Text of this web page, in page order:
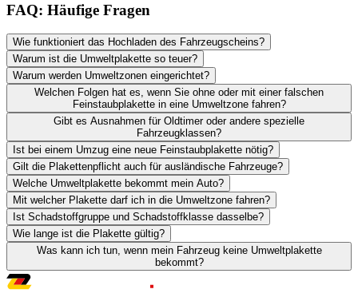
FAQ: Häufige Fragen
Wie funktioniert das Hochladen des Fahrzeugscheins?
Warum ist die Umweltplakette so teuer?
Warum werden Umweltzonen eingerichtet?
Welchen Folgen hat es, wenn Sie ohne oder mit einer falschen
Feinstaubplakette in eine Umweltzone fahren?
Gibt es Ausnahmen für Oldtimer oder andere spezielle
Fahrzeugklassen?
Ist bei einem Umzug eine neue Feinstaubplakette nötig?
Gilt die Plakettenpflicht auch für ausländische Fahrzeuge?
Welche Umweltplakette bekommt mein Auto?
Mit welcher Plakette darf ich in die Umweltzone fahren?
Ist Schadstoffgruppe und Schadstoffklasse dasselbe?
Wie lange ist die Plakette gültig?
Was kann ich tun, wenn mein Fahrzeug keine Umweltplakette
bekommt?